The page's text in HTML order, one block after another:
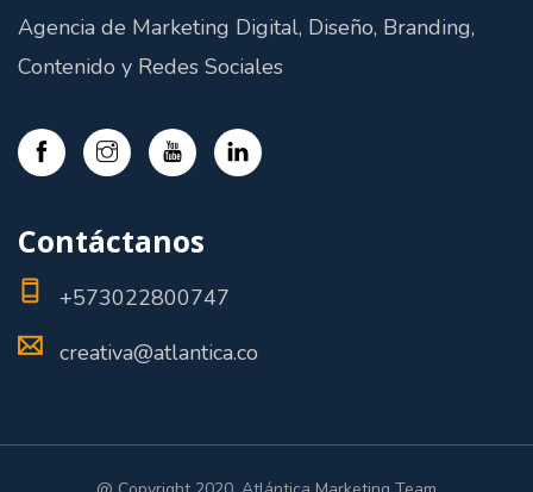
Agencia de Marketing Digital, Diseño, Branding,
Contenido y Redes Sociales
Contáctanos
+573022800747
creativa@atlantica.co